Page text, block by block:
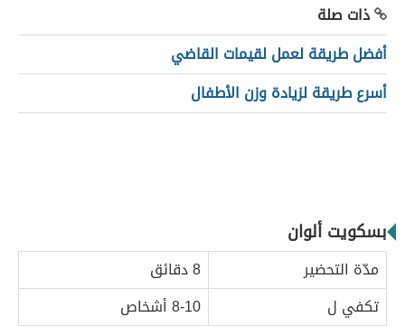
ذات صلة
أفضل طريقة لعمل لقيمات القاضي
أسرع طريقة لزيادة وزن الأطفال
بسكويت ألوان
مدّة التحضير
8 دقائق
تكفي ل
8-10 أشخاص